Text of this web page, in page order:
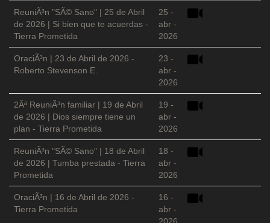
ReuniÃ³n "SÃ© Sano" | 25 de Abril
de 2026 | Si bien que te acuerdas -
Tierra Prometida
25 -
abr -
2026
OraciÃ³n | 23 de Abril de 2026 -
Roberto Stevenson E.
23 -
abr -
2026
2Âª ReuniÃ³n familiar | 19 de Abril
de 2026 | Dios siempre tiene un
plan - Tierra Prometida
19 -
abr -
2026
ReuniÃ³n "SÃ© Sano" | 18 de Abril
de 2026 | Tumba prestada - Tierra
Prometida
18 -
abr -
2026
OraciÃ³n | 16 de Abril de 2026 -
Tierra Prometida
16 -
abr -